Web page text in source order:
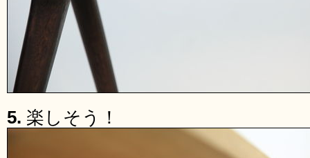
5. 楽しそう！